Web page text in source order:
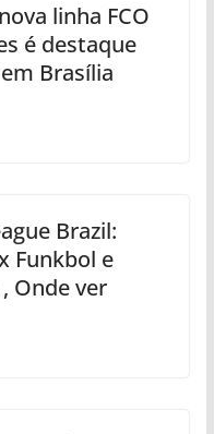
linha FCO
é destaque
Brasília
Brazil:
Funkbol e
Onde ver